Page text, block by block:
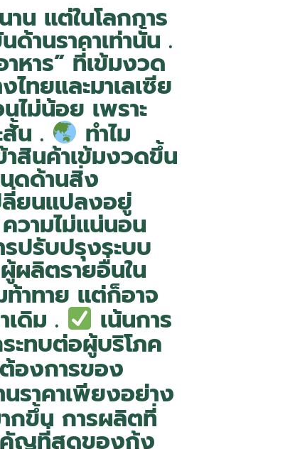
น แต่ในโลกการ
านราคาเท่านั้น .
หาร” ที่เข้มงวด
ทยและมาเลเซีย
ไม่น้อย เพราะ
น . ทำไม
สินค้าเข้มงวดขึ้น
ดด้านสิ่ง
ยนแปลงอยู่
วามไม่แน่นอน
ปรับปรุงระบบ
ผลิตรายอื่นใน
ท้าทาย แต่ก็อาจ
ดิม . เน้นการ
ะทบต่อผู้บริโภค
องการของ
ราคาเพียงอย่าง
กขึ้น การผลิตที่
คัญที่สุดของกุ้ง